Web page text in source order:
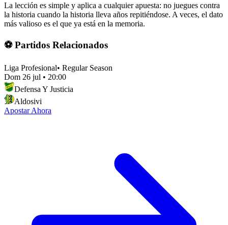
La lección es simple y aplica a cualquier apuesta: no juegues contra
la historia cuando la historia lleva años repitiéndose. A veces, el dato
más valioso es el que ya está en la memoria.
⚽ Partidos Relacionados
Liga Profesional• Regular Season
Dom 26 jul • 20:00
Defensa Y Justicia
Aldosivi
Apostar Ahora